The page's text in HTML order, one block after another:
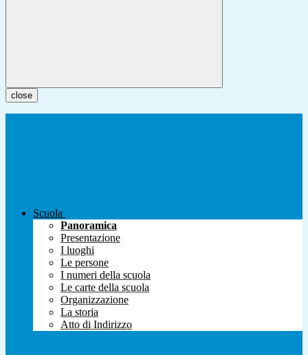
close
Scuola
Panoramica
Presentazione
I luoghi
Le persone
I numeri della scuola
Le carte della scuola
Organizzazione
La storia
Atto di Indirizzo